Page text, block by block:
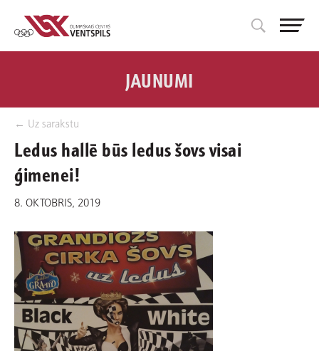
← Uz sarakstu
JAUNUMI
Ledus hallē būs ledus šovs visai
ģimenei!
8. OKTOBRIS, 2019